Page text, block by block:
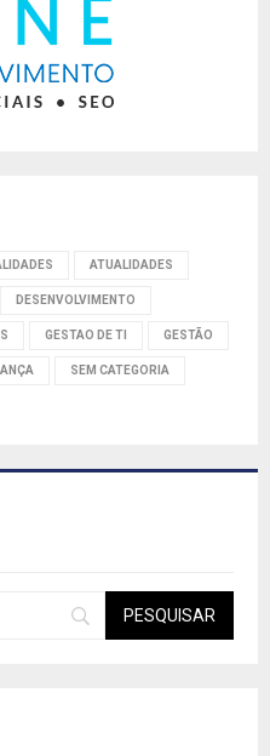
ATUALIDADES
DESENVOLVIMENTO
GESTAO DE TI GESTÃO
SEM CATEGORIA